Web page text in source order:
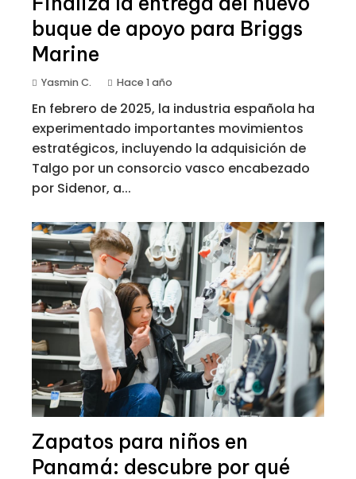
buque de apoyo para Briggs
Marine
Yasmin C. Hace 1 año
En febrero de 2025, la industria española ha
experimentado importantes movimientos
estratégicos, incluyendo la adquisición de
Talgo por un consorcio vasco encabezado
por Sidenor, a...
Zapatos para niños en
Panamá: descubre por qué